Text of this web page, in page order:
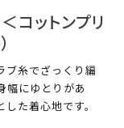
コットンプリ
ブ糸でざっくり編
幅にゆとりがあ
た着心地です。